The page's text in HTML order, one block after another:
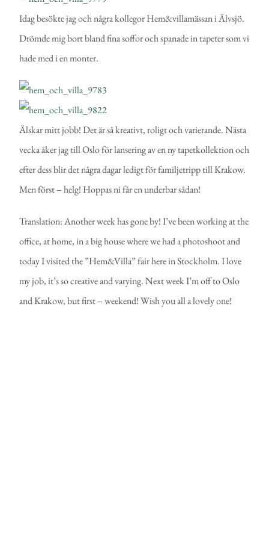
Idag besökte jag och några kollegor Hem&villamässan i Älvsjö.
Drömde mig bort bland fina soffor och spanade in tapeter som vi
hade med i en monter.
Älskar mitt jobb! Det är så kreativt, roligt och varierande. Nästa
vecka åker jag till Oslo för lansering av en ny tapetkollektion och
efter dess blir det några dagar ledigt för familjetripp till Krakow.
Men först – helg! Hoppas ni får en underbar sådan!
Translation: Another week has gone by! I’ve been working at the
office, at home, in a big house where we had a photoshoot and
today I visited the ”Hem&Villa” fair here in Stockholm. I love
my job, it’s so creative and varying. Next week I’m off to Oslo
and Krakow, but first – weekend! Wish you all a lovely one!